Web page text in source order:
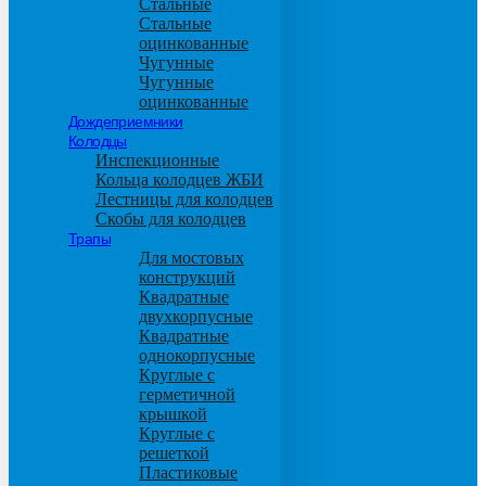
Стальные
оцинкованные
Чугунные
Чугунные
оцинкованные
Дождеприемники
Колодцы
Инспекционные
Кольца колодцев ЖБИ
Лестницы для колодцев
Скобы для колодцев
Трапы
Для мостовых
конструкций
Квадратные
двухкорпусные
Квадратные
однокорпусные
Круглые с
герметичной
крышкой
Круглые с
решеткой
Пластиковые